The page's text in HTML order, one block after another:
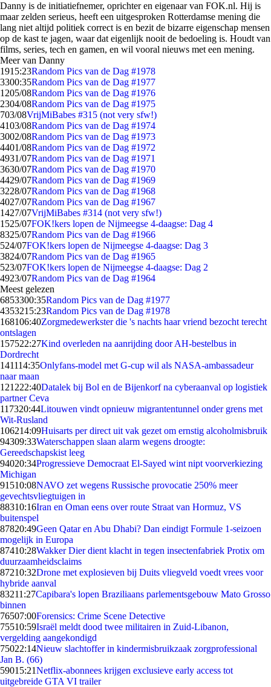
Danny is de initiatiefnemer, oprichter en eigenaar van FOK.nl. Hij is
maar zelden serieus, heeft een uitgesproken Rotterdamse mening die
lang niet altijd politiek correct is en bezit de bizarre eigenschap mensen
op de kast te jagen, waar dat eigenlijk nooit de bedoeling is. Houdt van
films, series, tech en gamen, en wil vooral nieuws met een mening.
Meer van Danny
1915:23Random Pics van de Dag #1978
3300:35Random Pics van de Dag #1977
1205/08Random Pics van de Dag #1976
2304/08Random Pics van de Dag #1975
703/08VrijMiBabes #315 (not very sfw!)
4103/08Random Pics van de Dag #1974
3002/08Random Pics van de Dag #1973
4401/08Random Pics van de Dag #1972
4931/07Random Pics van de Dag #1971
3630/07Random Pics van de Dag #1970
4429/07Random Pics van de Dag #1969
3228/07Random Pics van de Dag #1968
4027/07Random Pics van de Dag #1967
1427/07VrijMiBabes #314 (not very sfw!)
1525/07FOK!kers lopen de Nijmeegse 4-daagse: Dag 4
8325/07Random Pics van de Dag #1966
524/07FOK!kers lopen de Nijmeegse 4-daagse: Dag 3
3824/07Random Pics van de Dag #1965
523/07FOK!kers lopen de Nijmeegse 4-daagse: Dag 2
4923/07Random Pics van de Dag #1964
Meest gelezen
6853300:35Random Pics van de Dag #1977
4353215:23Random Pics van de Dag #1978
168106:40Zorgmedewerkster die 's nachts haar vriend bezocht terecht
ontslagen
157522:27Kind overleden na aanrijding door AH-bestelbus in
Dordrecht
141114:35Onlyfans-model met G-cup wil als NASA-ambassadeur
naar maan
121222:40Datalek bij Bol en de Bijenkorf na cyberaanval op logistiek
partner Ceva
117320:44Litouwen vindt opnieuw migrantentunnel onder grens met
Wit-Rusland
106214:09Huisarts per direct uit vak gezet om ernstig alcoholmisbruik
94309:33Waterschappen slaan alarm wegens droogte:
Gereedschapskist leeg
94020:34Progressieve Democraat El-Sayed wint nipt voorverkiezing
Michigan
91510:08NAVO zet wegens Russische provocatie 250% meer
gevechtsvliegtuigen in
88310:16Iran en Oman eens over route Straat van Hormuz, VS
buitenspel
87820:49Geen Qatar en Abu Dhabi? Dan eindigt Formule 1-seizoen
mogelijk in Europa
87410:28Wakker Dier dient klacht in tegen insectenfabriek Protix om
duurzaamheidsclaims
87210:32Drone met explosieven bij Duits vliegveld voedt vrees voor
hybride aanval
83211:27Capibara's lopen Braziliaans parlementsgebouw Mato Grosso
binnen
76507:00Forensics: Crime Scene Detective
75510:59Israël meldt dood twee militairen in Zuid-Libanon,
vergelding aangekondigd
75022:14Nieuw slachtoffer in kindermisbruikzaak zorgprofessional
Jan B. (66)
59015:21Netflix-abonnees krijgen exclusieve early access tot
uitgebreide GTA VI trailer